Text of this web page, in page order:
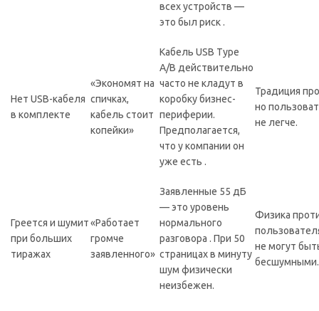
всех устройств —
это был риск .
Нет USB-кабеля
в комплекте
«Экономят на
спичках,
кабель стоит
копейки»
Кабель USB Type
A/B действительно
часто не кладут в
коробку бизнес-
периферии.
Предполагается,
что у компании он
уже есть .
Традиция
но
не легче.
Греется и шумит
при больших
тиражах
«Работает
громче
заявленного»
Заявленные 55 дБ
— это уровень
нормального
разговора . При 50
страницах в минуту
шум физически
неизбежен.
Физика
не могут
бесшумными.